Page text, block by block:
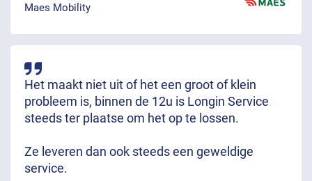
Maes Mobility
Het maakt niet uit of het een groot of klein
probleem is, binnen de 12u is Longin Service
steeds ter plaatse om het op te lossen.
Ze leveren dan ook steeds een geweldige
service.